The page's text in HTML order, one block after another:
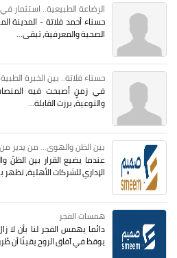
الرضاعة الطبيعية.. استثمار
حسناء أحمد فلاتة - المدينة
الصحية والمعرفية، تبقى...
حسناء فلاتة.. بين الخبرة
في زمنٍ أصبحت فيه
والتوعية، برزت القابلة...
بين الظن والهوى... من يدير
عندما يضيع القرار بين
الإداري للشركات الأهلية، تظهر
همسات الفجر
دائما يهمس الفجر لنا بأن
يوقظ في آفاق الروح يقينًا أن